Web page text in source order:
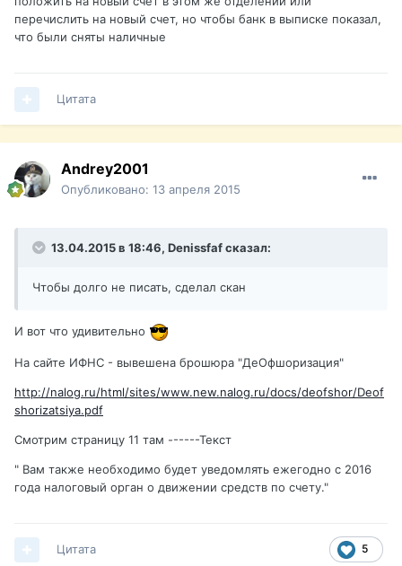
перечислить на новый счет, но чтобы банк в выписке показал,
что были сняты наличные
Цитата
Andrey2001
Опубликовано: 13 апреля 2015
13.04.2015 в 18:46, Denissfaf сказал:
Чтобы долго не писать, сделал скан
И вот что удивительно
На сайте ИФНС - вывешена брошюра "ДеОфшоризация"
http://nalog.ru/html/sites/www.new.nalog.ru/docs/deofshor/Deof
shorizatsiya.pdf
Смотрим страницу 11 там ------Текст
" Вам также необходимо будет уведомлять ежегодно с 2016
года налоговый орган о движении средств по счету."
5
Цитата